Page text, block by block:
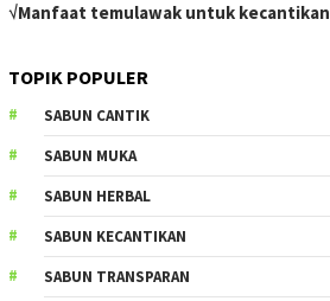
√Manfaat temulawak untuk kecantikan
TOPIK POPULER
SABUN CANTIK
SABUN MUKA
SABUN HERBAL
SABUN KECANTIKAN
SABUN TRANSPARAN